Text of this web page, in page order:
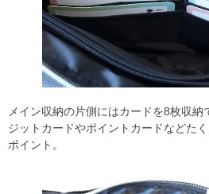
メイン収納の片側にはカードを8枚収
ジットカードやポイントカードなどた
ポイント。